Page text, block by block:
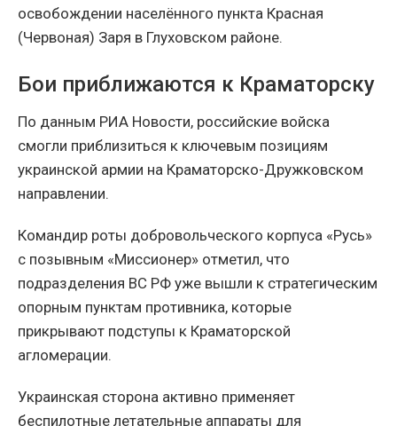
освобождении населённого пункта Красная
(Червоная) Заря в Глуховском районе.
Бои приближаются к Краматорску
По данным РИА Новости, российские войска
смогли приблизиться к ключевым позициям
украинской армии на Краматорско-Дружковском
направлении.
Командир роты добровольческого корпуса «Русь»
с позывным «Миссионер» отметил, что
подразделения ВС РФ уже вышли к стратегическим
опорным пунктам противника, которые
прикрывают подступы к Краматорской
агломерации.
Украинская сторона активно применяет
беспилотные летательные аппараты для